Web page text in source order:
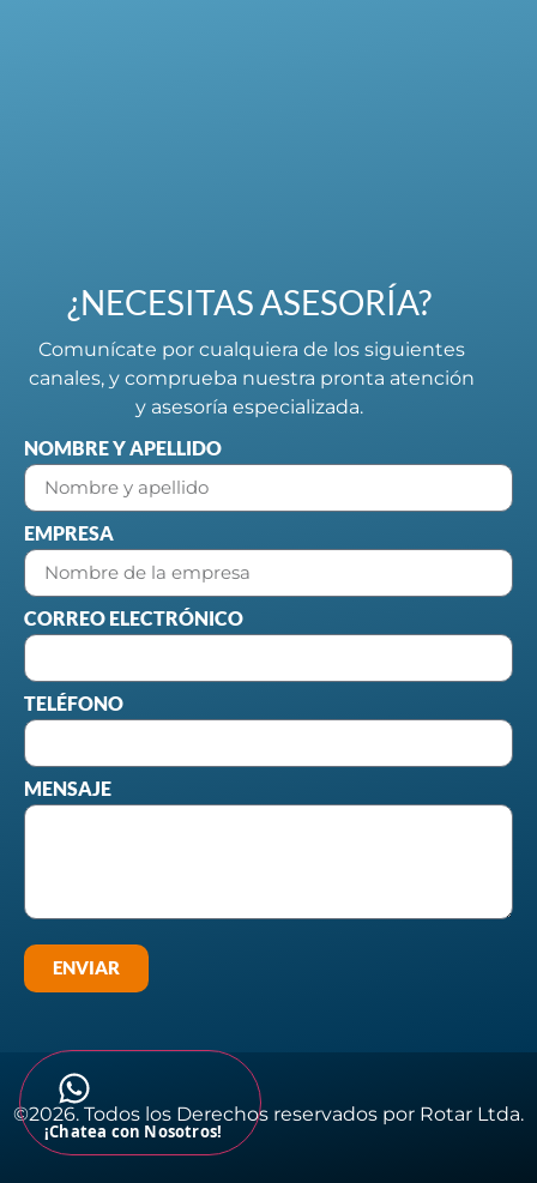
¿NECESITAS ASESORÍA?
Comunícate por cualquiera de los siguientes
canales, y comprueba nuestra pronta atención
y asesoría especializada.
NOMBRE Y APELLIDO
EMPRESA
CORREO ELECTRÓNICO
TELÉFONO
MENSAJE
ENVIAR
©2026. Todos los Derechos reservados por Rotar Ltda.​
¡Chatea con Nosotros!